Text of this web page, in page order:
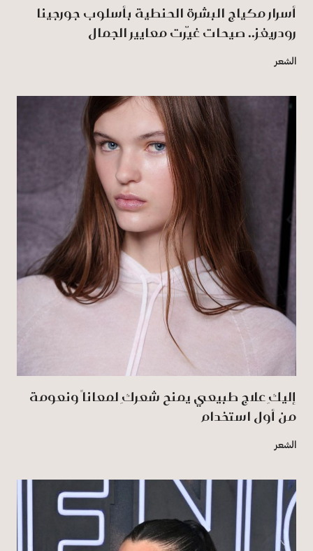
أسرار مكياج البشرة الحنطية بأسلوب جورجينا
رودريغز.. صيحات غيّرت معايير الجمال
الشعر
إليكِ علاج طبيعي يمنح شعركِ لمعاناً ونعومة
من أول استخدام
الشعر